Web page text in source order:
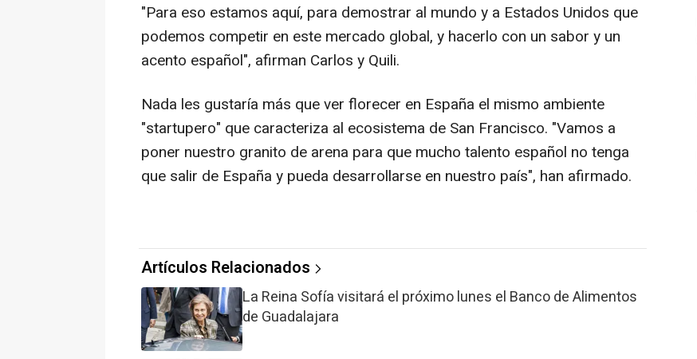
"Para eso estamos aquí, para demostrar al mundo y a Estados Unidos que
podemos competir en este mercado global, y hacerlo con un sabor y un
acento español", afirman Carlos y Quili.
Nada les gustaría más que ver florecer en España el mismo ambiente
"startupero" que caracteriza al ecosistema de San Francisco. "Vamos a
poner nuestro granito de arena para que mucho talento español no tenga
que salir de España y pueda desarrollarse en nuestro país", han afirmado.
Artículos Relacionados
La Reina Sofía visitará el próximo lunes el Banco de Alimentos
de Guadalajara